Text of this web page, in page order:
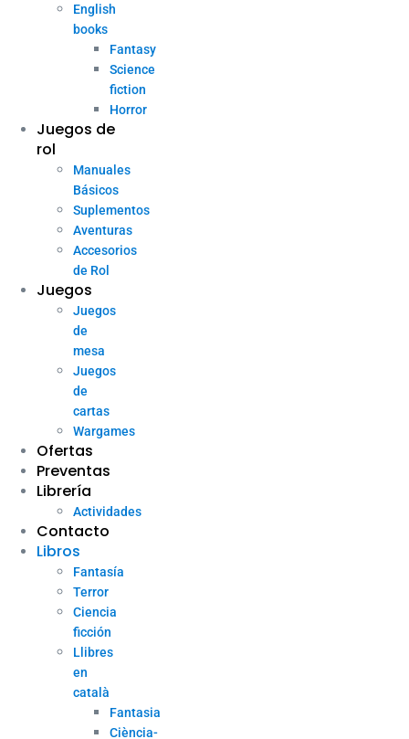
English
books
Fantasy
Science
fiction
Horror
Juegos de
rol
Manuales
Básicos
Suplementos
Aventuras
Accesorios
de Rol
Juegos
Juegos
de
mesa
Juegos
de
cartas
Wargames
Ofertas
Preventas
Librería
Actividades
Contacto
Libros
Fantasía
Terror
Ciencia
ficción
Llibres
en
català
Fantasia
Ciència-